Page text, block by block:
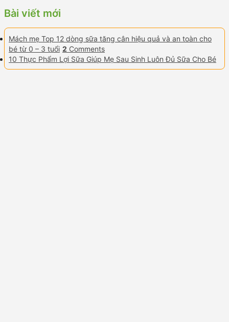
Bài viết mới
Mách mẹ Top 12 dòng sữa tăng cân hiệu quả và an toàn cho
bé từ 0 – 3 tuổi 2 Comments
10 Thực Phẩm Lợi Sữa Giúp Mẹ Sau Sinh Luôn Đủ Sữa Cho Bé